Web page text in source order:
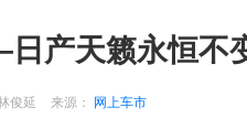
产天籁永恒不
俊延 来源： 网上车市